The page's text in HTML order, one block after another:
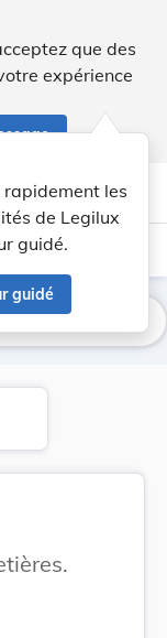
que des
expérience
les
de Legilux
guidé.
guidé
light_mode dark_mode